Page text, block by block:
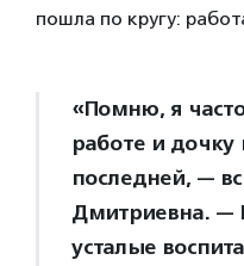
пошла по кругу:
«Помню, я
работе и дочку
последней, —
Дмитриевна. —
усталые